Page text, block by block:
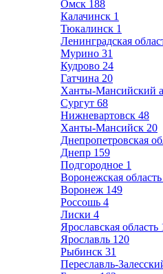
Омск 188
Калачинск 1
Тюкалинск 1
Ленинградская
Мурино 31
Кудрово 24
Гатчина 20
Ханты-Мансийский
Сургут 68
Нижневартовск 48
Ханты-Мансийск 20
Днепропетровская
Днепр 159
Подгородное 1
Воронежская область
Воронеж 149
Россошь 4
Лиски 4
Ярославская область
Ярославль 120
Рыбинск 31
Переславль-